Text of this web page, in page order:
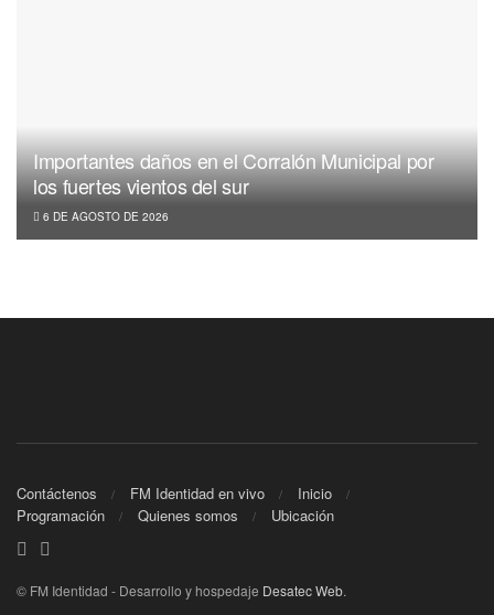
Importantes daños en el Corralón Municipal por
los fuertes vientos del sur
6 DE AGOSTO DE 2026
Contáctenos FM Identidad en vivo
Inicio
Programación
Quienes somos Ubicación
© FM Identidad - Desarrollo y hospedaje Desatec Web.